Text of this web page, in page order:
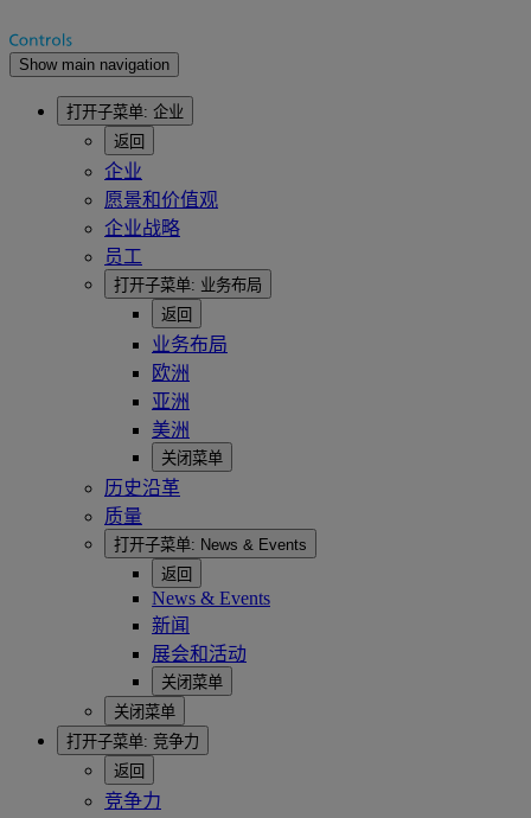
Show main navigation
打开子菜单: 企业
返回
企业
愿景和价值观
企业战略
员工
打开子菜单: 业务布局
返回
业务布局
欧洲
亚洲
美洲
关闭菜单
历史沿革
质量
打开子菜单: News & Events
返回
News & Events
新闻
展会和活动
关闭菜单
关闭菜单
打开子菜单: 竞争力
返回
竞争力